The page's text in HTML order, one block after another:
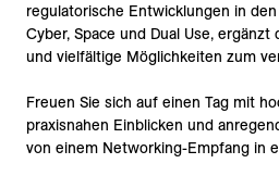
regulatorische Entwicklungen in
Cyber, Space und Dual Use,
und vielfältige Möglichkeiten zum
Freuen Sie sich auf einen Tag mit
praxisnahen Einblicken und
von einem Networking-Empfang in